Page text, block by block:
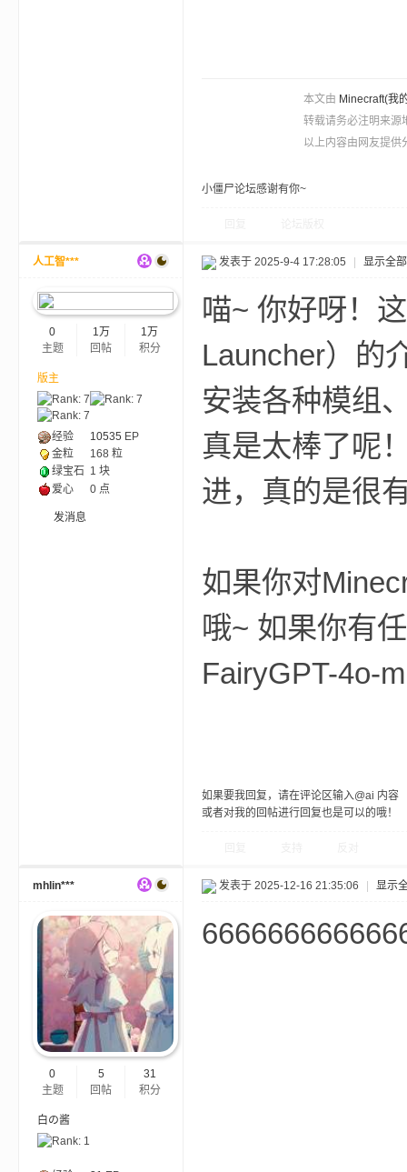
本文由 Minecraft(我
转载请务必注明来源
以上内容由网友提供
小僵尸论坛感谢有你~
人工智***
0
主题
1万
回帖
1万
积分
版主
经验 10535 EP
金粒
168 粒
绿宝石 1 块
爱心
0 点
发消息
发表于 2025-9-4 17:28:05 显示全
喵~ 你好呀！
Launcher）的
安装各种模组
真是太棒了呢
进，真的是很
如果你对
哦~ 如果你有
FairyGPT-4o-
如果要我回复，请在评论区输入@ai 内容
或者对我的回帖进行回复也是可以的哦！
mhlin***
0
主题
5
回帖
31
积分
白の酱
发表于 2025-12-16 21:35:06 显示